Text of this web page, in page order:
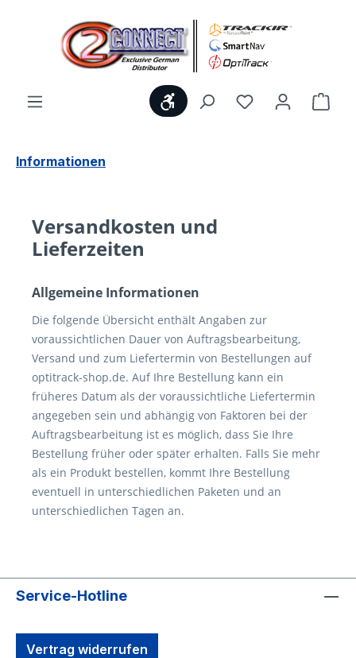
Zum Hauptinhalt springen
Werkzeugleiste anzeigen
Du hast 0
Informationen
Versandkosten und
Lieferzeiten
Allgemeine Informationen
Die folgende Übersicht enthält Angaben zur
voraussichtlichen Dauer von Auftragsbearbeitung,
Versand und zum Liefertermin von Bestellungen auf
optitrack-shop.de. Auf Ihre Bestellung kann ein
früheres Datum als der voraussichtliche Liefertermin
angegeben sein und abhängig von Faktoren bei der
Auftragsbearbeitung ist es möglich, dass Sie Ihre
Bestellung früher oder später erhalten. Falls Sie mehr
als ein Produkt bestellen, kommt Ihre Bestellung
eventuell in unterschiedlichen Paketen und an
unterschiedlichen Tagen an.
Service-Hotline
Vertrag widerrufen